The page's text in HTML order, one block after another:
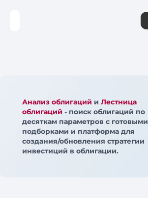
Анализ облигаций и Лестница
облигаций - поиск облигаций по
десяткам параметров с готовыми
подборками и платформа для
создания/обновления стратегии
инвестиций в облигации.